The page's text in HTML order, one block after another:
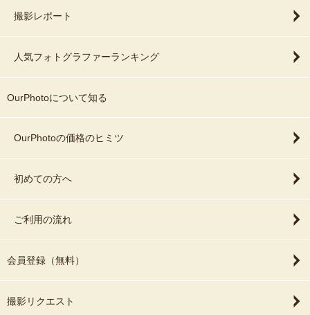
撮影レポート
人気フォトグラファーランキング
OurPhotoについて知る
OurPhotoの価格のヒミツ
初めての方へ
ご利用の流れ
会員登録（無料）
撮影リクエスト